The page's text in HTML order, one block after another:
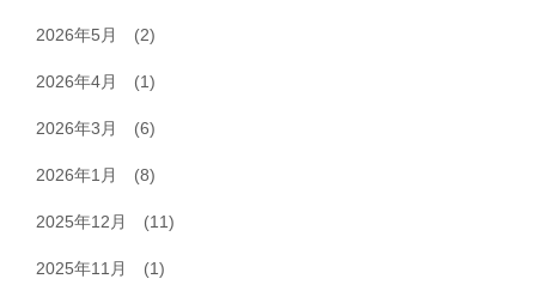
2026年5月 (2)
2026年4月 (1)
2026年3月 (6)
2026年1月 (8)
2025年12月 (11)
2025年11月 (1)